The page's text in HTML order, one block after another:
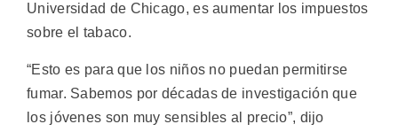
Universidad de Chicago, es aumentar los impuestos
sobre el tabaco.
“Esto es para que los niños no puedan permitirse
fumar. Sabemos por décadas de investigación que
los jóvenes son muy sensibles al precio”, dijo